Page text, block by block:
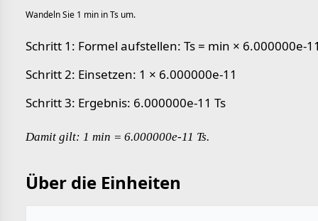
Wandeln Sie 1 min in Ts um.
Schritt 1: Formel aufstellen: Ts = min × 6.000000e-
Schritt 2: Einsetzen: 1 × 6.000000e-11
Schritt 3: Ergebnis: 6.000000e-11 Ts
Damit gilt: 1 min = 6.000000e-11 Ts.
Über die Einheiten